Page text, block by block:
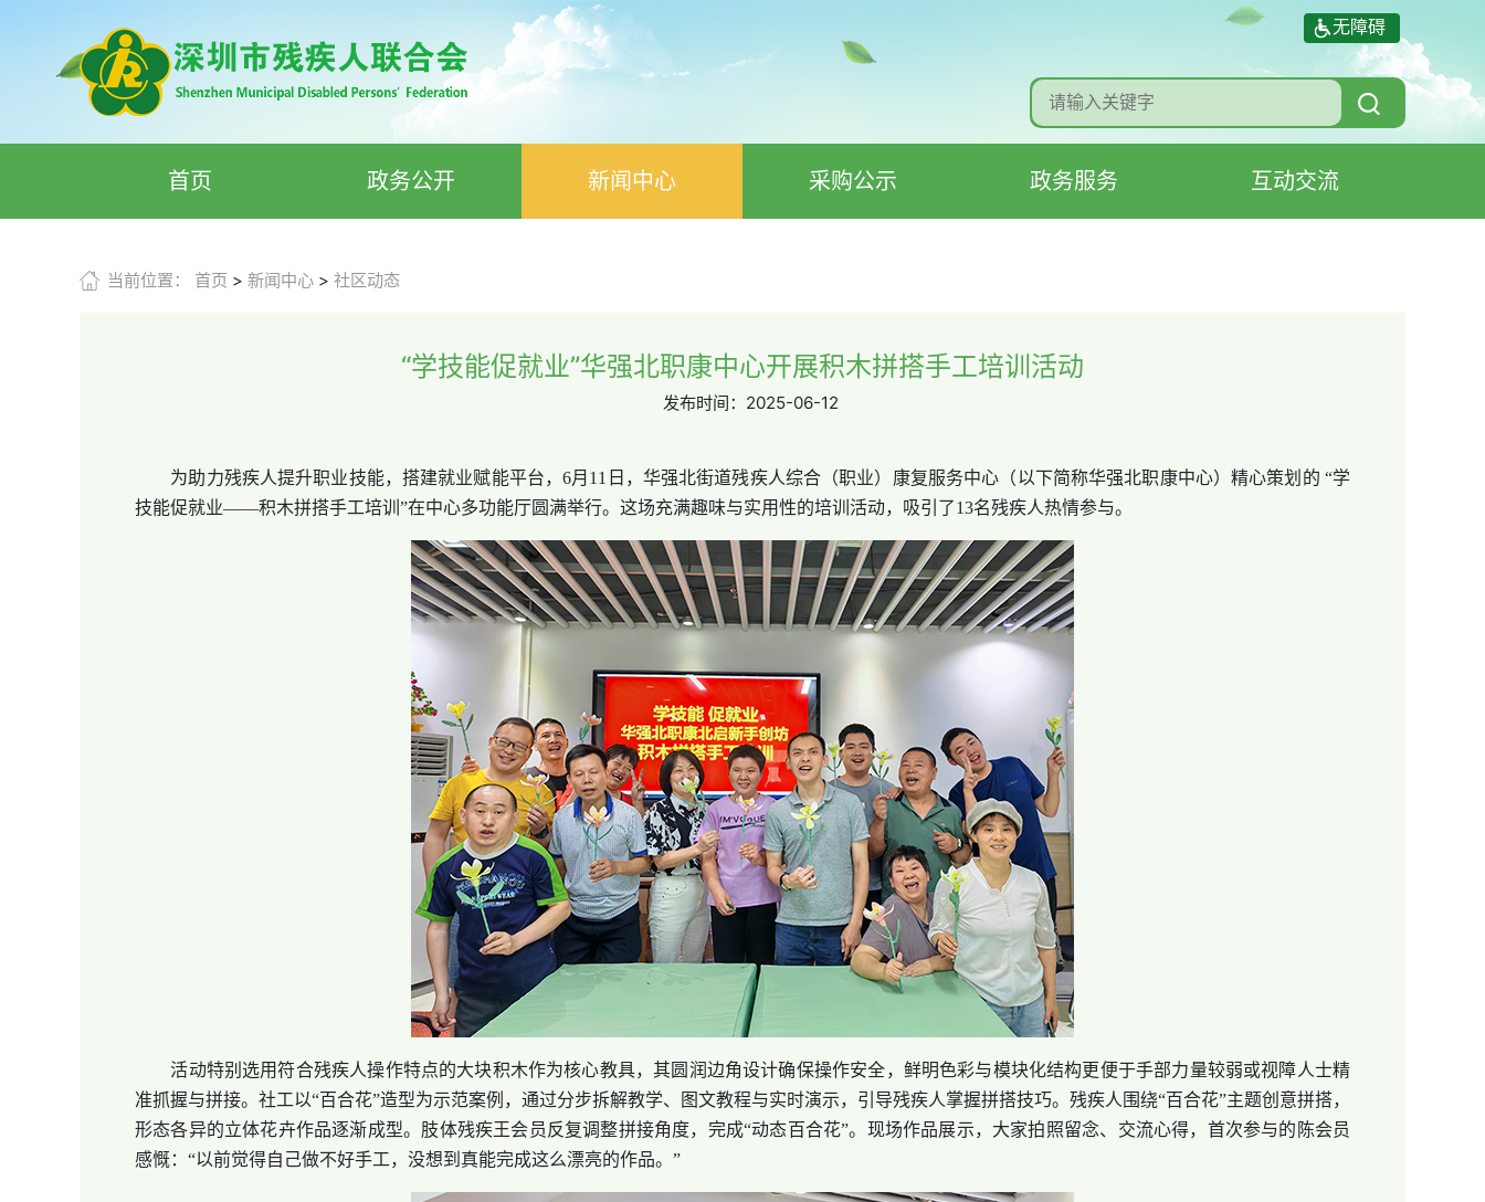
无障碍
首页 政务公开 新闻中心 采购公示 政务服务 互动交流
当前位置： 首页 > 新闻中心 > 社区动态
“学技能促就业”华强北职康中心开展积木拼搭手工培训活动
发布时间： 2025-06-12
为助力残疾人提升职业技能，搭建就业赋能平台，6月11日，华强北街道残疾人综合（职业）康复服务中心（以下简称华强北职康中心）精心策划的 “学
技能促就业——积木拼搭手工培训”在中心多功能厅圆满举行。这场充满趣味与实用性的培训活动，吸引了13名残疾人热情参与。
活动特别选用符合残疾人操作特点的大块积木作为核心教具，其圆润边角设计确保操作安全，鲜明色彩与模块化结构更便于手部力量较弱或视障人士精
准抓握与拼接。社工以“百合花”造型为示范案例，通过分步拆解教学、图文教程与实时演示，引导残疾人掌握拼搭技巧。残疾人围绕“百合花”主题创意拼搭，
形态各异的立体花卉作品逐渐成型。肢体残疾王会员反复调整拼接角度，完成“动态百合花”。现场作品展示，大家拍照留念、交流心得，首次参与的陈会员
感慨：“以前觉得自己做不好手工，没想到真能完成这么漂亮的作品。”